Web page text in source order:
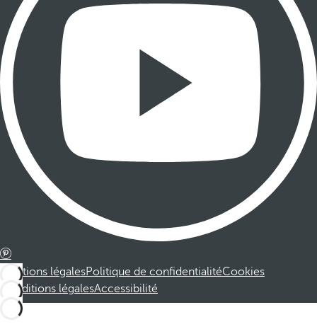
Mentions légalesPolitique de confidentialitéCookies
Conditions légalesAccessibilité